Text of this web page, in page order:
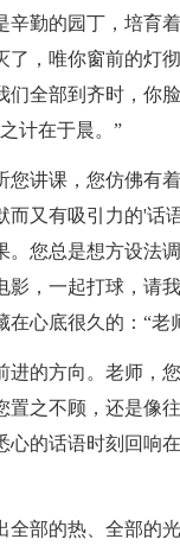
勤的园丁，培育
，唯你窗前的灯
全部到齐时，你
计在于晨。”
讲课，您仿佛有
又有吸引力的'话
您总是想方设法
影，一起打球，
心底很久的：“老
的方向。老师，
之不顾，还是像
的话语时刻回响
部的热、全部的